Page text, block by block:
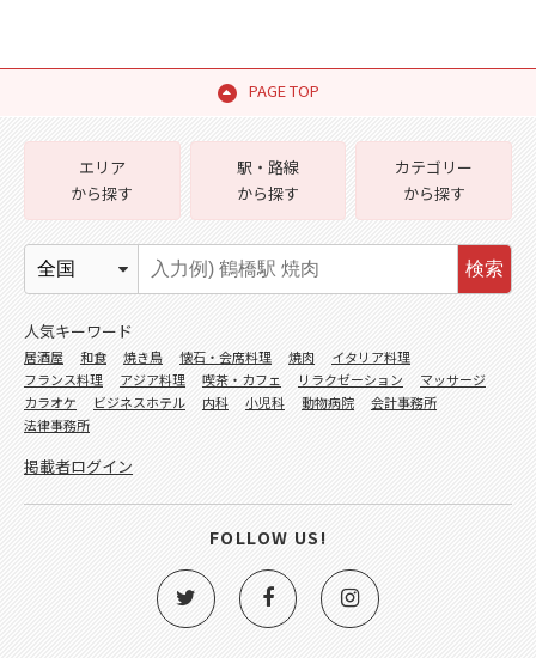
PAGE TOP
エリア
から探す
駅・路線
から探す
カテゴリー
から探す
検索
人気キーワード
居酒屋 和食 焼き鳥 懐石・会席料理 焼肉
イタリア料理
フランス料理
アジア料理 喫茶・カフェ リラクゼーション
マッサージ
カラオケ
ビジネスホテル 内科 小児科 動物病院
会計事務所
法律事務所
掲載者ログイン
FOLLOW US!